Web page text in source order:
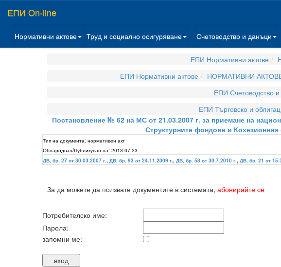
ЕПИ On-line
Нормативни актове Труд и социално осигуряване Счетоводство и данъци
ЕПИ Нормативни актове
ЕПИ Нормативни актове
НОРМАТИВНИ
ЕПИ Счетоводство
ЕПИ Търговско и
Постановление № 62 на МС от 21.03.2007 г. за приемане на
Структурните фондове и
Тип на документа: нормативен акт
Обнародван/Публикуван на: 2013-07-23
ДВ, бр. 27 от 30.03.2007 г., ДВ, бр. 93 от 24.11.2009 г., ДВ, бр. 58 от 30.7.2010 г., ДВ, бр. 21 от
За да можете да ползвате документите в системата, абонирайте се
Потребителско име:
Парола:
запомни ме: